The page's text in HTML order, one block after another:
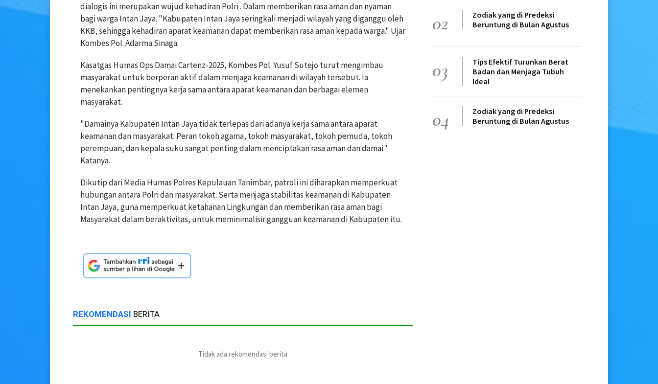
dialogis ini merupakan wujud kehadiran Polri . Dalam memberikan rasa aman dan nyaman
bagi warga Intan Jaya. "Kabupaten Intan Jaya seringkali menjadi wilayah yang diganggu oleh
KKB, sehingga kehadiran aparat keamanan dapat memberikan rasa aman kepada warga." Ujar
Kombes Pol. Adarma Sinaga.
Kasatgas Humas Ops Damai Cartenz-2025, Kombes Pol. Yusuf Sutejo turut mengimbau
masyarakat untuk berperan aktif dalam menjaga keamanan di wilayah tersebut. Ia
menekankan pentingnya kerja sama antara aparat keamanan dan berbagai elemen
masyarakat.
"Damainya Kabupaten Intan Jaya tidak terlepas dari adanya kerja sama antara aparat
keamanan dan masyarakat. Peran tokoh agama, tokoh masyarakat, tokoh pemuda, tokoh
perempuan, dan kepala suku sangat penting dalam menciptakan rasa aman dan damai."
Katanya.
Dikutip dari Media Humas Polres Kepulauan Tanimbar, patroli ini diharapkan memperkuat
hubungan antara Polri dan masyarakat. Serta menjaga stabilitas keamanan di Kabupaten
Intan Jaya, guna memperkuat ketahanan Lingkungan dan memberikan rasa aman bagi
Masyarakat dalam beraktivitas, untuk meminimalisir gangguan keamanan di Kabupaten itu.
REKOMENDASI BERITA
Tidak ada rekomendasi berita
02
Zodiak yang di Predeksi
Beruntung di Bulan Agustus
03
Tips Efektif Turunkan Berat
Badan dan Menjaga Tubuh
Ideal
04
Zodiak yang di Predeksi
Beruntung di Bulan Agustus